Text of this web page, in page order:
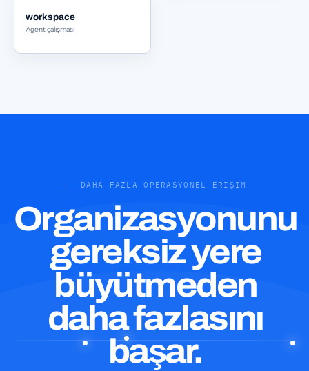
workspace
Agent çalışması
DAHA FAZLA OPERASYONEL ERIŞIM
Organizasyonunu
gereksiz yere
büyütmeden
daha fazlasını
başar.